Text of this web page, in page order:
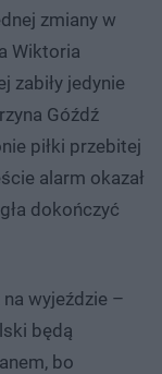
zmiany w
Wiktoria
zabiły jedynie
Góźdź
piłki przebitej
alarm okazał
dokończyć
wyjeździe –
będą
bo